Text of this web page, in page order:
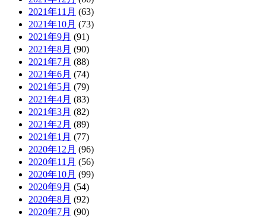
2021年11月 (63)
2021年10月 (73)
2021年9月 (91)
2021年8月 (90)
2021年7月 (88)
2021年6月 (74)
2021年5月 (79)
2021年4月 (83)
2021年3月 (82)
2021年2月 (89)
2021年1月 (77)
2020年12月 (96)
2020年11月 (56)
2020年10月 (99)
2020年9月 (54)
2020年8月 (92)
2020年7月 (90)